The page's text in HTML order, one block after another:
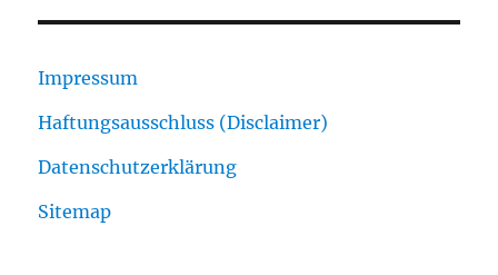
Impressum
Haftungsausschluss (Disclaimer)
Datenschutzerklärung
Sitemap